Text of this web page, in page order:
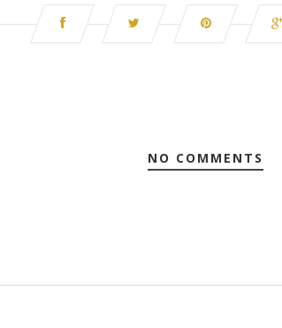
NO COMMENTS